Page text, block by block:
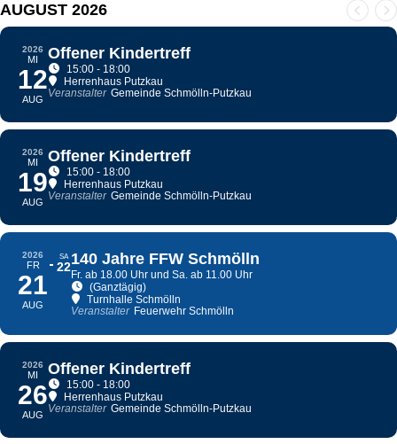
AUGUST 2026
2026
MI
12
AUG
Offener Kindertreff
15:00 - 18:00
Herrenhaus Putzkau
Veranstalter Gemeinde Schmölln-Putzkau
2026
MI
19
AUG
Offener Kindertreff
15:00 - 18:00
Herrenhaus Putzkau
Veranstalter Gemeinde Schmölln-Putzkau
2026
FR
21
AUG
SA
22140 Jahre FFW Schmölln
Fr. ab 18.00 Uhr und Sa. ab 11.00 Uhr
(Ganztägig)
Turnhalle Schmölln
Veranstalter Feuerwehr Schmölln
2026
MI
26
AUG
Offener Kindertreff
15:00 - 18:00
Herrenhaus Putzkau
Veranstalter Gemeinde Schmölln-Putzkau